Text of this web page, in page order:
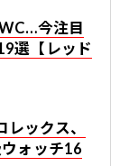
今注目
選【レッド
ックス、
ォッチ16